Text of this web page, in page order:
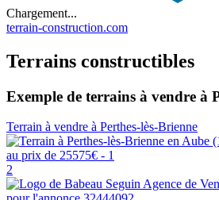
Chargement...
terrain-construction.com
Terrains constructibles
Exemple de terrains à vendre à
Terrain à vendre à Perthes-lès-Brienne
2